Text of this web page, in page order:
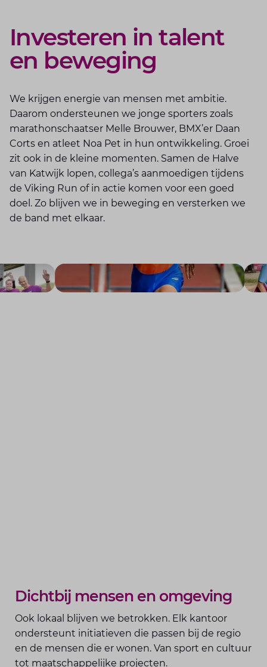
Investeren in talent
en beweging
We krijgen energie van mensen met ambitie.
Daarom ondersteunen we jonge sporters zoals
marathonschaatser Melle Brouwer, BMX’er Daan
Corts en atleet Noa Pet in hun ontwikkeling. Groei
zit ook in de kleine momenten. Samen de Halve
van Katwijk lopen, collega’s aanmoedigen tijdens
de Viking Run of in actie komen voor een goed
doel. Zo blijven we in beweging en versterken we
de band met elkaar.
Dichtbij mensen en omgeving
Ook lokaal blijven we betrokken. Elk kantoor
ondersteunt initiatieven die passen bij de regio
en de mensen die er wonen. Van sport en cultuur
tot maatschappelijke projecten.